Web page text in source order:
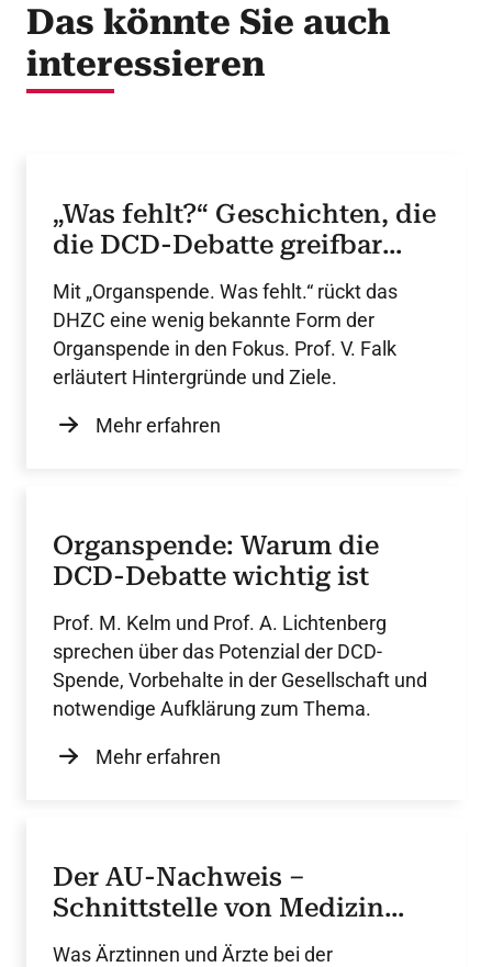
Das könnte Sie auch
interessieren
„Was fehlt?“ Geschichten, die
die DCD-Debatte greifbar
machen
Mit „Organspende. Was fehlt.“ rückt das
DHZC eine wenig bekannte Form der
Organspende in den Fokus. Prof. V. Falk
erläutert Hintergründe und Ziele.
Mehr erfahren
Organspende: Warum die
DCD-Debatte wichtig ist
Prof. M. Kelm und Prof. A. Lichtenberg
sprechen über das Potenzial der DCD-
Spende, Vorbehalte in der Gesellschaft und
notwendige Aufklärung zum Thema.
Mehr erfahren
Der AU-Nachweis –
Schnittstelle von Medizin
und Arbeitsrecht
Was Ärztinnen und Ärzte bei der